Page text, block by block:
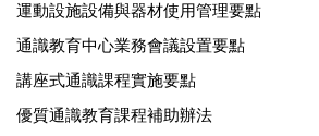
運動設施設備與器材使用管理要點
通識教育中心業務會議設置要點
講座式通識課程實施要點
優質通識教育課程補助辦法